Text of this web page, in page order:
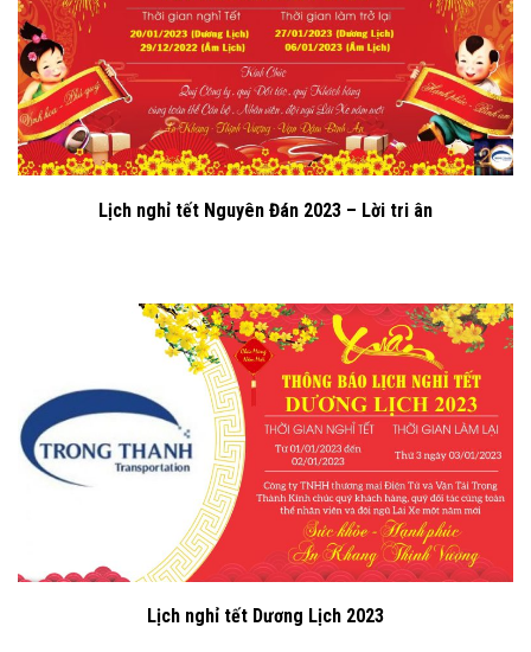
Lịch nghỉ tết Nguyên Đán 2023 – Lời tri ân
Lịch nghỉ tết Dương Lịch 2023